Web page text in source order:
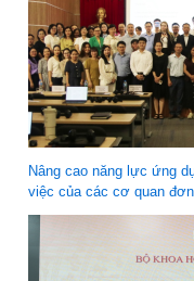
Nâng cao năng lực ứng
việc của các cơ quan